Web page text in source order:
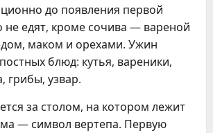
до появления первой
не едят, кроме сочива — вареной
маком и орехами. Ужин
блюд: кутья, вареники,
грибы, узвар.
за столом, на котором лежит
— символ вертепа. Первую